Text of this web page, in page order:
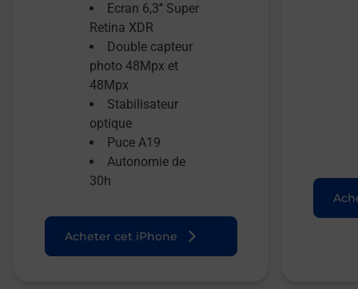
Ecran 6,3’’ Super
Retina XDR
Double capteur
photo 48Mpx et
48Mpx
Stabilisateur
optique
Puce A19
Autonomie de
30h
Acheter cet iPhone